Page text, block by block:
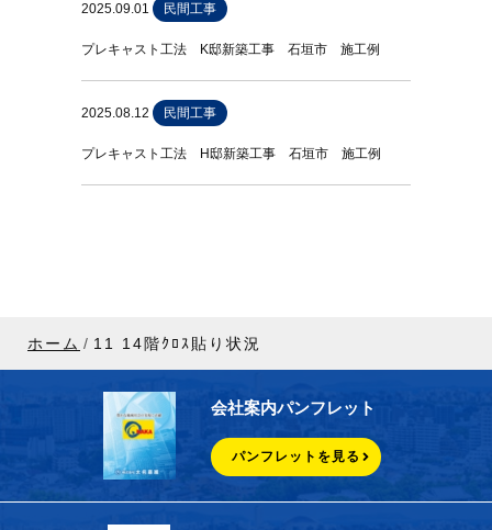
2025.09.01 民間工事
プレキャスト工法 K邸新築工事 石垣市 施工例
2025.08.12 民間工事
プレキャスト工法 H邸新築工事 石垣市 施工例
ホーム 11 14階ｸﾛｽ貼り状況
会社案内パンフレット
パンフレットを見る